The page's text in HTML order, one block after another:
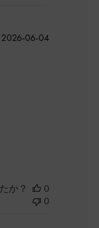
公
2026-06-04
か？
0
0